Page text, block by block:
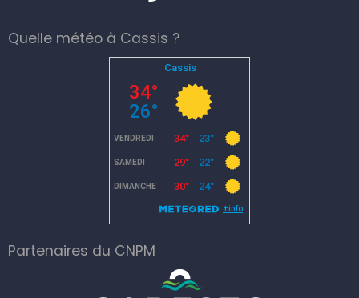
Quelle météo à Cassis ?
Partenaires du CNPM